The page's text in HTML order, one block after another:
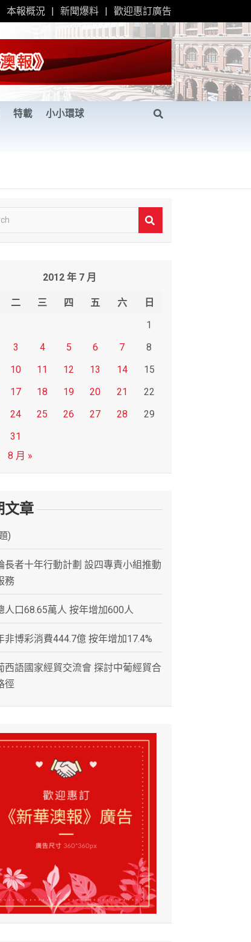
本報概況 新聞爆料 歡迎惠訂廣告
特載 小小環球
2012 年 7 月
二 三 四 五 六
日
1
3 4 5 6 7
8
10 11 12 13 14
15
17 18 19 20 21
22
24 25 26 27 28
29
31
8 月 »
文章
)
長者十年行動計劃 設四專責小組推動
務
人口68.65萬人 按年增加600人
非博彩消費444.7億 按年增加17.4%
西語國家經貿交流會 探討中葡經貿合
徑